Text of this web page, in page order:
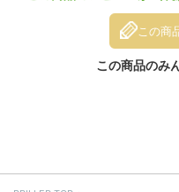
この商
この商品のみ